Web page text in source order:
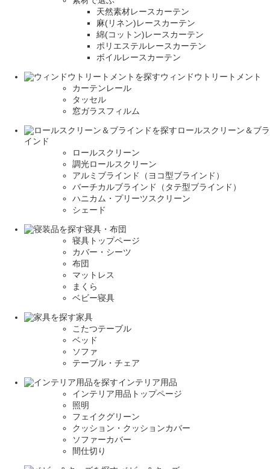
天然素材レースカーテン
麻(リネン)レースカーテン
綿(コットン)レースカーテン
ポリエステルレースカーテン
ボイルレースカーテン
ウィンドウトリートメント
カーテンレール
タッセル
窓ガラスフィルム
ロールスクリーン＆ブラ
インド
ロールスクリーン
調光ロールスクリーン
アルミブラインド（ヨコ型ブラインド）
バーチカルブラインド（タテ型ブラインド）
ハニカム・プリーツスクリーン
シェード
寝具・布団
寝具トップページ
カバー・シーツ
布団
マットレス
まくら
ベビー寝具
家具
こたつテーブル
ベッド
ソファ
テーブル・チェア
インテリア用品
インテリア用品トップページ
照明
フェイクグリーン
クッション・クッションカバー
ソファーカバー
間仕切り